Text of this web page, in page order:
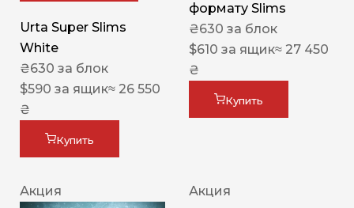
Urta Super Slims
White
₴630 за блок
$590 за ящик≈ 26 550
₴
Купить
формату Slims
₴630 за блок
$610 за ящик≈ 27 450
₴
Купить
Акция Акция